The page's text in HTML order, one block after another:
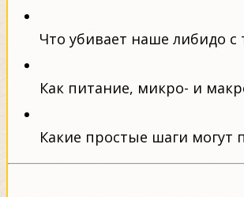
Что убивает наше либидо
Как питание, микро- и
Какие простые шаги